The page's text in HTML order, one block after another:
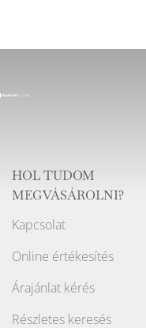
HOL TUDOM
MEGVÁSÁROLNI?
Kapcsolat
Online értékesítés
Árajánlat kérés
Részletes keresés